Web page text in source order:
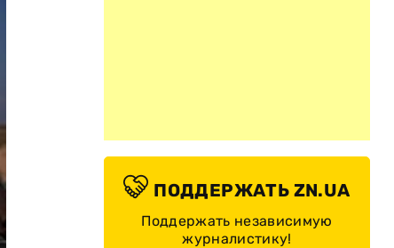
ПОДДЕРЖАТЬ ZN.UA
Поддержать независимую
журналистику!